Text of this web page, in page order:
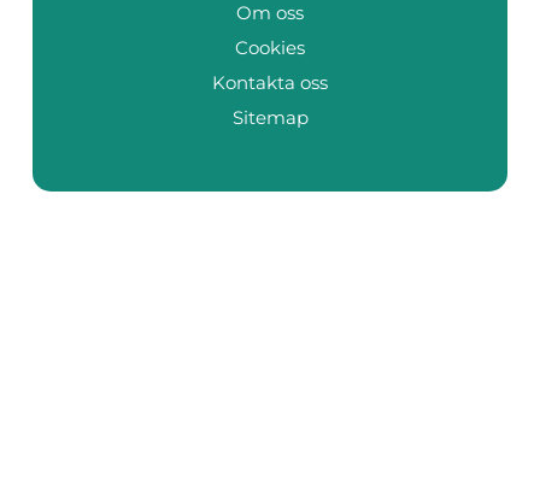
Om oss
Cookies
Kontakta oss
Sitemap